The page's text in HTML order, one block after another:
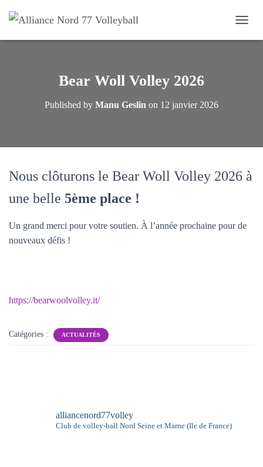
Bear Woll Volley 2026
Published by Manu Geslin on 12 janvier 2026
Nous clôturons le Bear Woll Volley 2026 à
une belle 5ème place !
Un grand merci pour votre soutien. À l’année prochaine pour de
nouveaux défis !
https://bearwoolvolley.it/
Catégories : ACTUALITÉS
alliancenord77volley
Club de volley-ball Nord Seine et Marne (Ile de France)